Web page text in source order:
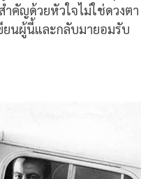
คัญด้วยหัวใจไม่ใช่ดวงตา
ยนผู้นี้และกลับมายอมรับ